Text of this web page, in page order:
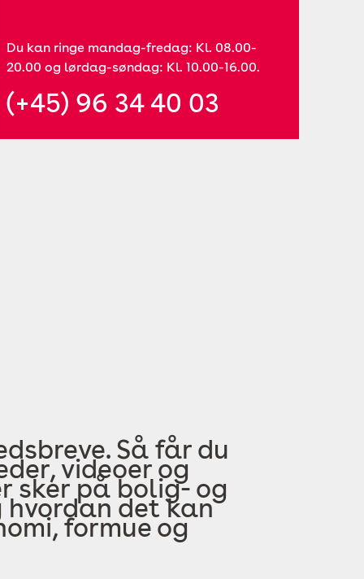
Du kan ringe mandag-fredag: Kl. 08.00-
20.00 og lørdag-søndag: Kl. 10.00-16.00.
(+45) 96 34 40 03
Så får du
videoer og
sker på bolig- og
hvordan det kan
formue og